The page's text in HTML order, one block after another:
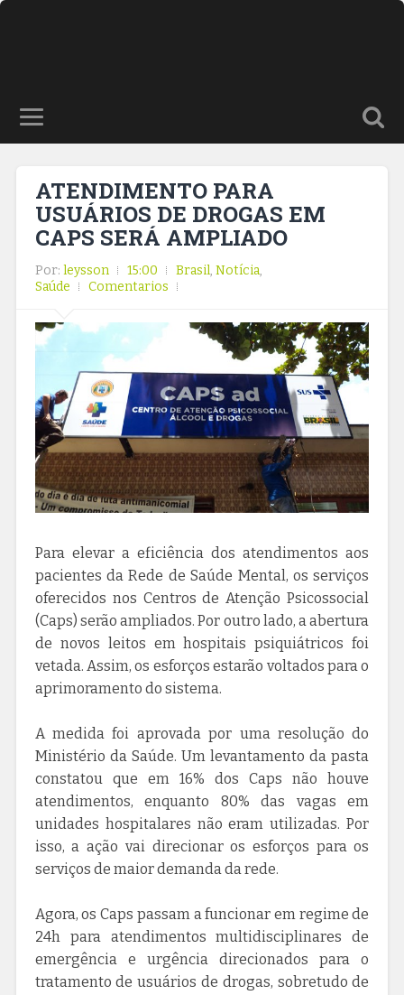
ATENDIMENTO PARA
USUÁRIOS DE DROGAS EM
CAPS SERÁ AMPLIADO
Por: leysson 15:00 Brasil, Notícia,
Saúde
Comentarios
Para elevar a eficiência dos atendimentos aos
pacientes da Rede de Saúde Mental, os serviços
oferecidos nos Centros de Atenção Psicossocial
(Caps) serão ampliados. Por outro lado, a abertura
de novos leitos em hospitais psiquiátricos foi
vetada. Assim, os esforços estarão voltados para o
aprimoramento do sistema.
A medida foi aprovada por uma resolução do
Ministério da Saúde. Um levantamento da pasta
constatou que em 16% dos Caps não houve
atendimentos, enquanto 80% das vagas em
unidades hospitalares não eram utilizadas. Por
isso, a ação vai direcionar os esforços para os
serviços de maior demanda da rede.
Agora, os Caps passam a funcionar em regime de
24h para atendimentos multidisciplinares de
emergência e urgência direcionados para o
tratamento de usuários de drogas, sobretudo de